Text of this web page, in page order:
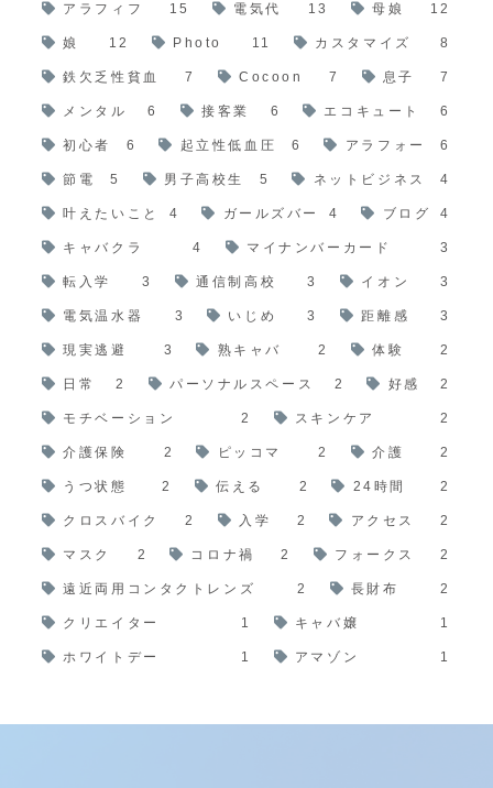
アラフィフ 15 電気代 13 母娘 12
娘 12 Photo 11 カスタマイズ 8
鉄欠乏性貧血 7 Cocoon 7 息子 7
メンタル 6 接客業 6 エコキュート 6
初心者 6 起立性低血圧 6 アラフォー 6
節電 5 男子高校生 5 ネットビジネス 4
叶えたいこと 4 ガールズバー 4 ブログ 4
キャバクラ 4 マイナンバーカード 3
転入学 3 通信制高校 3 イオン 3
電気温水器 3 いじめ 3 距離感 3
現実逃避 3 熟キャバ 2 体験 2
日常 2 パーソナルスペース 2 好感 2
モチベーション 2 スキンケア 2
介護保険 2 ピッコマ 2 介護 2
うつ状態 2 伝える 2 24時間 2
クロスバイク 2 入学 2 アクセス 2
マスク 2 コロナ禍 2 フォークス 2
遠近両用コンタクトレンズ 2 長財布 2
クリエイター 1 キャバ嬢 1
ホワイトデー 1 アマゾン 1